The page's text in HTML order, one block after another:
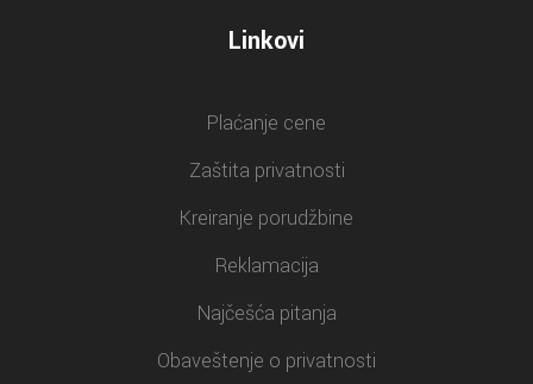
Linkovi
Plaćanje cene
Zaštita privatnosti
Kreiranje porudžbine
Reklamacija
Najčešća pitanja
Obaveštenje o privatnosti